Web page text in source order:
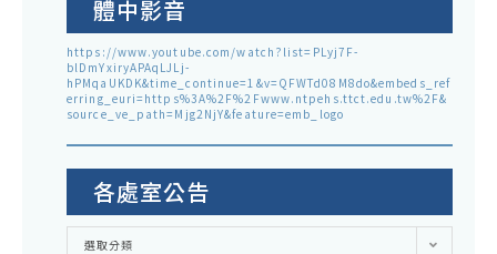
體中影音
https://www.youtube.com/watch?list=PLyj7F-
blDmYxiryAPAqLJLj-
hPMqaUKDK&time_continue=1&v=QFWTd08M8do&embeds_ref
erring_euri=https%3A%2F%2Fwww.ntpehs.ttct.edu.tw%2F&
source_ve_path=Mjg2NjY&feature=emb_logo
各處室公告
各
選取分類